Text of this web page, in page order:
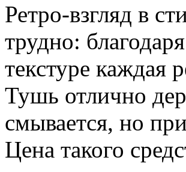
Ретро-взгляд в
трудно:
текстуре каждая
Тушь отлично
смывается, но
Цена такого